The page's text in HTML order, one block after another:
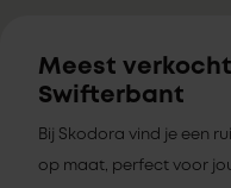
Meest
Swifterbant
Bij Skodora vind je een
op maat, perfect voor